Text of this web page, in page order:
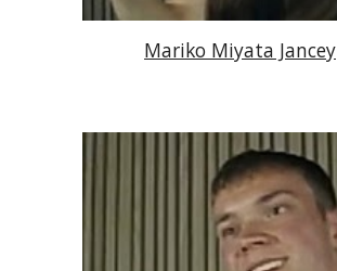
Mariko Miyata Jancey